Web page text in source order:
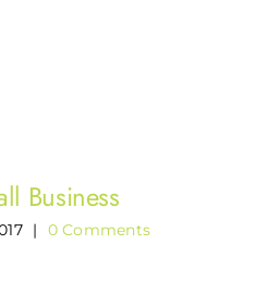
Business
| 0 Comments